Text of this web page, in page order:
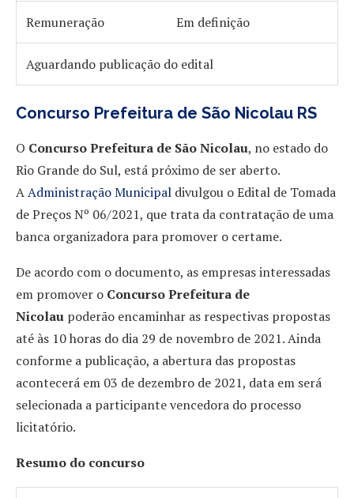
Remuneração Em definição
Aguardando publicação do edital
Concurso Prefeitura de São Nicolau RS
O Concurso Prefeitura de São Nicolau, no estado do
Rio Grande do Sul, está próximo de ser aberto.
AAdministração Municipal divulgou o Edital de Tomada
de Preços Nº 06/2021, que trata da contratação de uma
banca organizadora para promover o certame.
De acordo com o documento, as empresas interessadas
em promover o Concurso Prefeitura de
Nicolau poderão encaminhar as respectivas propostas
até às 10 horas do dia 29 de novembro de 2021. Ainda
conforme a publicação, a abertura das propostas
acontecerá em 03 de dezembro de 2021, data em será
selecionada a participante vencedora do processo
licitatório.
Resumo do concurso